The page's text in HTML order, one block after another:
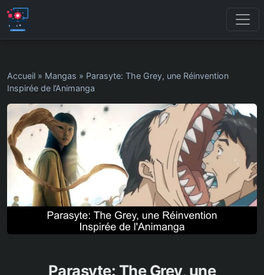
Accueil » Mangas » Parasyte: The Grey, une Réinvention
Inspirée de l’Animanga
Parasyte: The Grey, une